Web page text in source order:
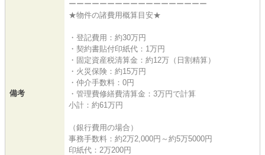
備考
ーーーーーーーーーーーーーーーーーー
★物件の諸費用概算目安★
・登記費用：約30万円
・契約書貼付印紙代：1万円
・固定資産税清算金：約12万（日割精算）
・火災保険：約15万円
・仲介手数料：0円
・管理費修繕費清算金：3万円で計算
小計：約61万円
（銀行費用の場合）
事務手数料：約2万2,000円～約5万5000円
印紙代：2万200円